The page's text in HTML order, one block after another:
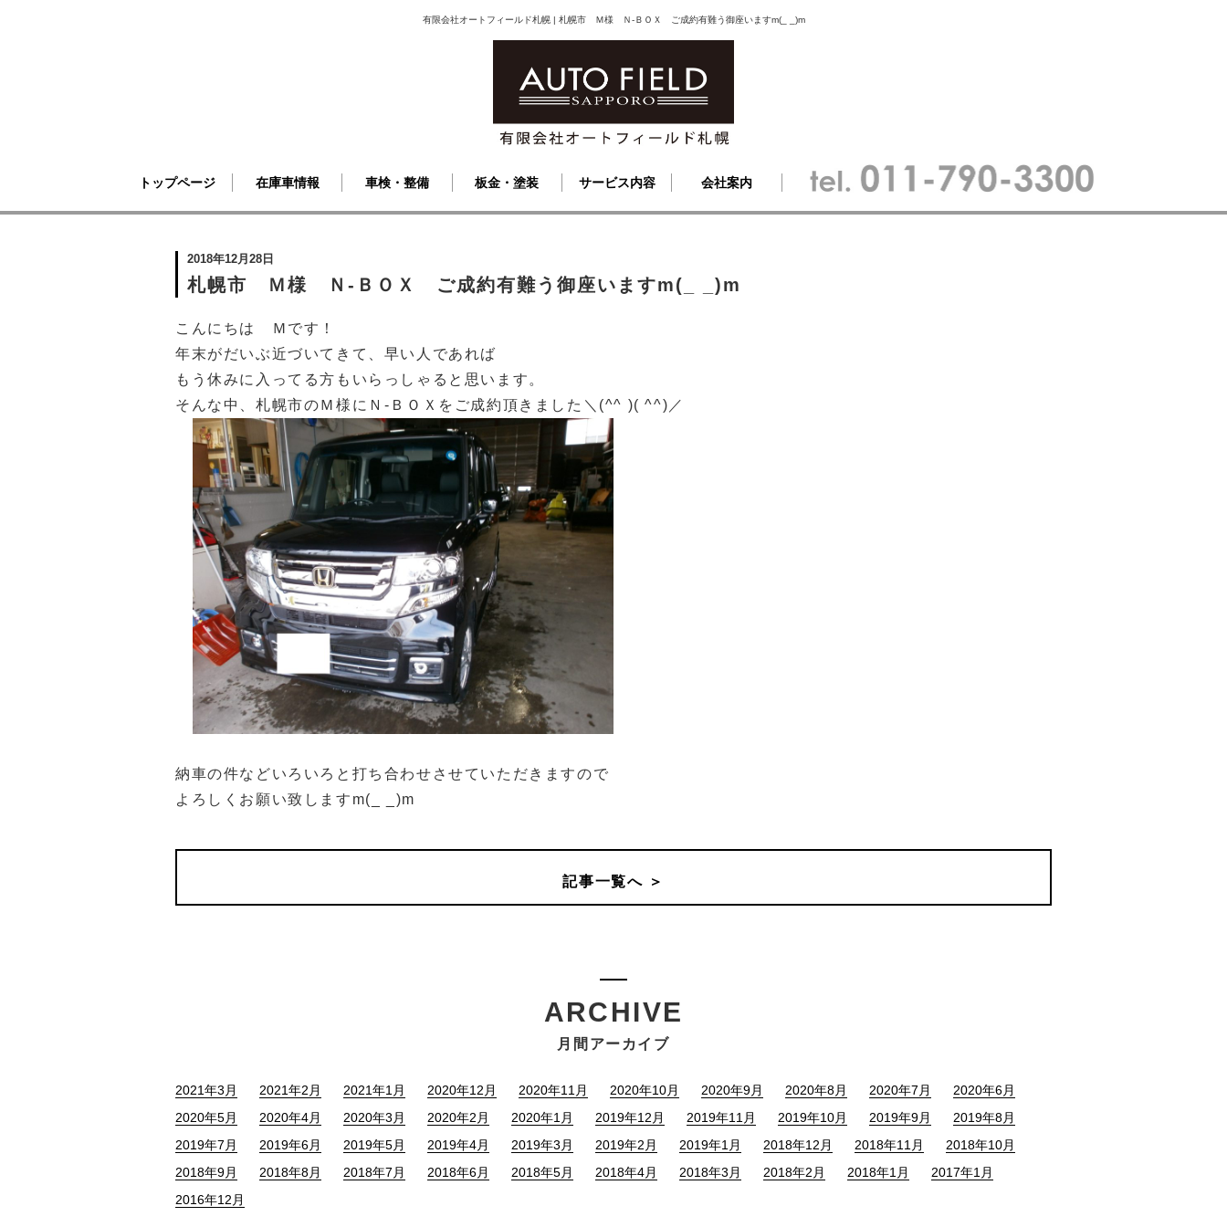
有限会社オートフィールド札幌 | 札幌市 Ｍ様 Ｎ-ＢＯＸ ご成約有難う御座いますm(_ _)m
トップページ 在庫車情報 車検・整備 板金・塗装 サービス内容 会社案内
2018年12月28日
札幌市 Ｍ様 Ｎ-ＢＯＸ ご成約有難う御座いますm(_ _)m
こんにちは Ｍです！
年末がだいぶ近づいてきて、早い人であれば
もう休みに入ってる方もいらっしゃると思います。
そんな中、札幌市のＭ様にＮ-ＢＯＸをご成約頂きました＼(^^ )( ^^)／
納車の件などいろいろと打ち合わせさせていただきますので
よろしくお願い致しますm(_ _)m
記事一覧へ ＞
ARCHIVE
月間アーカイブ
2021年3月 2021年2月 2021年1月 2020年12月 2020年11月 2020年10月 2020年9月 2020年8月 2020年7月
2020年6月
2020年5月
2020年4月 2020年3月 2020年2月 2020年1月 2019年12月 2019年11月 2019年10月 2019年9月
2019年8月
2019年7月
2019年6月 2019年5月 2019年4月 2019年3月 2019年2月 2019年1月 2018年12月 2018年11月
2018年10月
2018年9月
2018年8月 2018年7月 2018年6月 2018年5月 2018年4月 2018年3月 2018年2月 2018年1月
2017年1月
2016年12月